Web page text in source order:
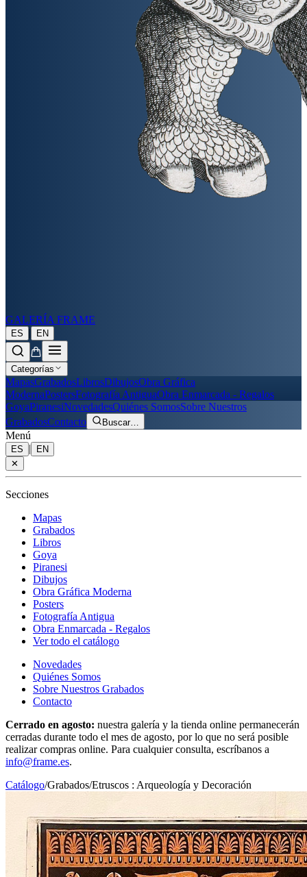
GALERÍA FRAME
ES | EN
Categorías
MapasGrabadosLibrosDibujosObra Gráfica
ModernaPostersFotografía AntiguaObra Enmarcada - Regalos
GoyaPiranesiNovedadesQuiénes SomosSobre Nuestros
GrabadosContacto Buscar…
Menú
ES |
EN
✕
Secciones
Mapas
Grabados
Libros
Goya
Piranesi
Dibujos
Obra Gráfica Moderna
Posters
Fotografía Antigua
Obra Enmarcada - Regalos
Ver todo el catálogo
Novedades
Quiénes Somos
Sobre Nuestros Grabados
Contacto
Cerrado en agosto: nuestra galería y la tienda online permanecerán
cerradas durante todo el mes de agosto, por lo que no será posible
realizar compras online. Para cualquier consulta, escríbanos a
info@frame.es.
Catálogo/Grabados/Etruscos : Arqueología y Decoración